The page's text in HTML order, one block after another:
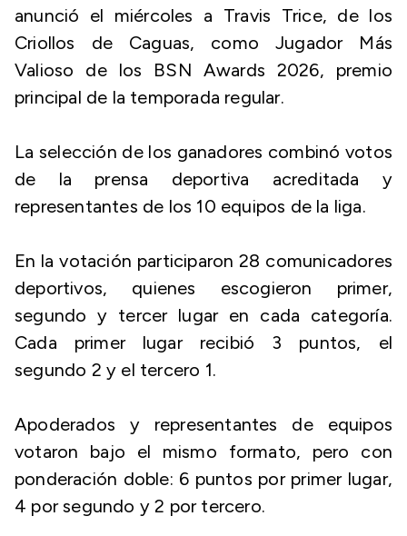
anunció el miércoles a Travis Trice, de los
Criollos de Caguas, como Jugador Más
Valioso de los BSN Awards 2026, premio
principal de la temporada regular.
La selección de los ganadores combinó votos
de la prensa deportiva acreditada y
representantes de los 10 equipos de la liga.
En la votación participaron 28 comunicadores
deportivos, quienes escogieron primer,
segundo y tercer lugar en cada categoría.
Cada primer lugar recibió 3 puntos, el
segundo 2 y el tercero 1.
Apoderados y representantes de equipos
votaron bajo el mismo formato, pero con
ponderación doble: 6 puntos por primer lugar,
4 por segundo y 2 por tercero.